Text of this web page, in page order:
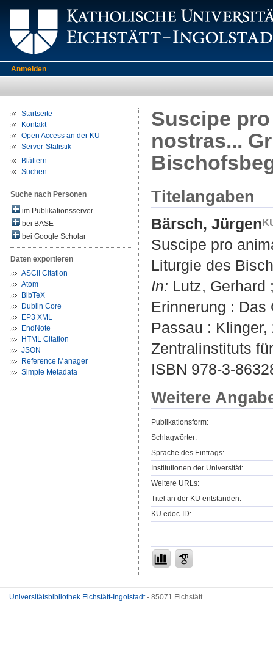
Anmelden
Startseite
Kontakt
Open Access an der KU
Server-Statistik
Blättern
Suchen
Suche nach Personen
im Publikationsserver
bei BASE
bei Google Scholar
Daten exportieren
ASCII Citation
Atom
BibTeX
Dublin Core
EP3 XML
EndNote
HTML Citation
JSON
Reference Manager
Simple Metadata
Suscipe
nostras...
Titelangaben
Bärsch, Jürgen
Suscipe pro
Liturgie des
In: Lutz, Gerhard
Erinnerung : Das
Passau :
Zentralinstituts
ISBN 978-3-
Weitere
Publikationsform:
Schlagwörter:
Sprache des Eintrags:
Institutionen der Universität:
Weitere URLs:
Titel an der KU entstanden:
KU.edoc-ID:
Universitätsbibliothek Eichstätt-Ingolstadt- 85071 Eichstätt